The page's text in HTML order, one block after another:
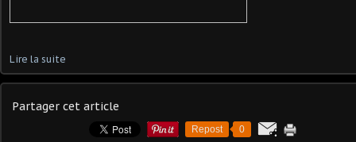
Lire la suite
Partager cet article
Repost 0